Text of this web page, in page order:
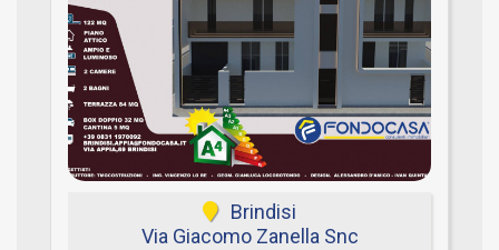
Brindisi
Via Giacomo Zanella Snc